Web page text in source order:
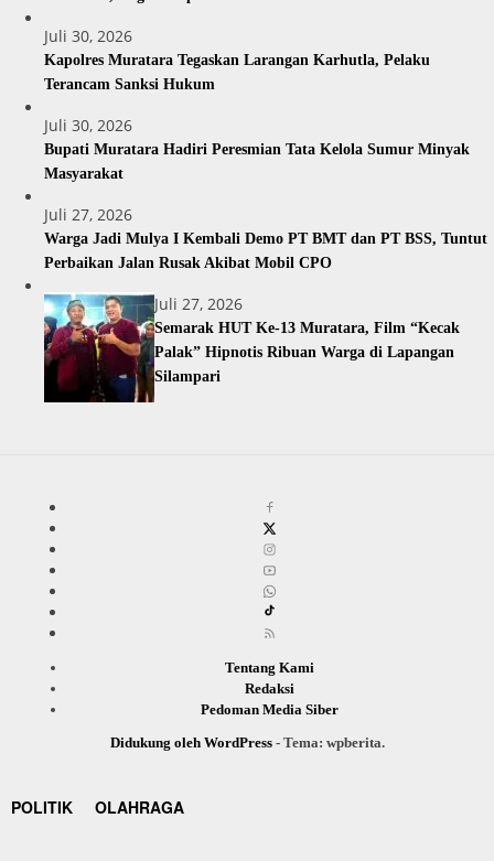
Juli 30, 2026
Kapolres Muratara Tegaskan Larangan Karhutla, Pelaku
Terancam Sanksi Hukum
Juli 30, 2026
Bupati Muratara Hadiri Peresmian Tata Kelola Sumur Minyak
Masyarakat
Juli 27, 2026
Warga Jadi Mulya I Kembali Demo PT BMT dan PT BSS, Tuntut
Perbaikan Jalan Rusak Akibat Mobil CPO
Juli 27, 2026
Semarak HUT Ke-13 Muratara, Film “Kecak
Palak” Hipnotis Ribuan Warga di Lapangan
Silampari
Tentang Kami
Redaksi
Pedoman Media Siber
Didukung oleh WordPress - Tema: wpberita.
POLITIK OLAHRAGA